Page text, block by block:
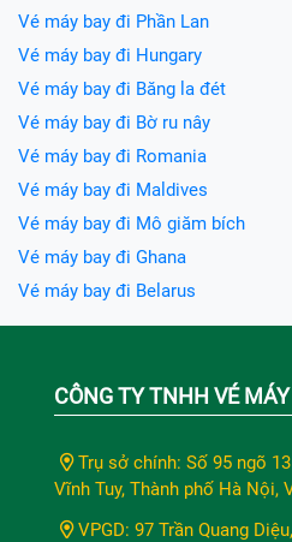
Vé máy bay đi Phần Lan
Vé máy bay đi Hungary
Vé máy bay đi Băng la đét
Vé máy bay đi Bờ ru nây
Vé máy bay đi Romania
Vé máy bay đi Maldives
Vé máy bay đi Mô giăm bích
Vé máy bay đi Ghana
Vé máy bay đi Belarus
CÔNG TY TNHH VÉ
Trụ sở chính: Số 95 ngõ
Vĩnh Tuy, Thành phố Hà Nội,
VPGD: 97 Trần Quang